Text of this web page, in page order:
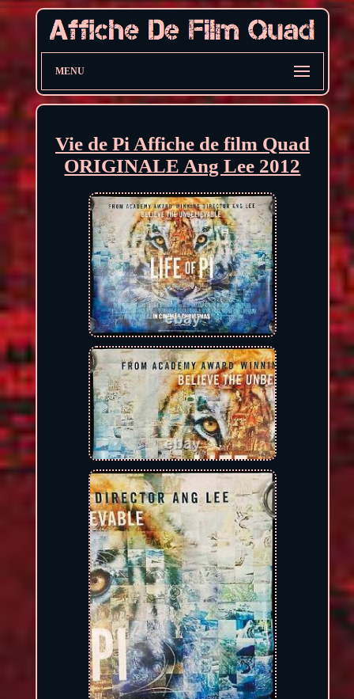
MENU
Vie de Pi Affiche de film Quad
ORIGINALE Ang Lee 2012